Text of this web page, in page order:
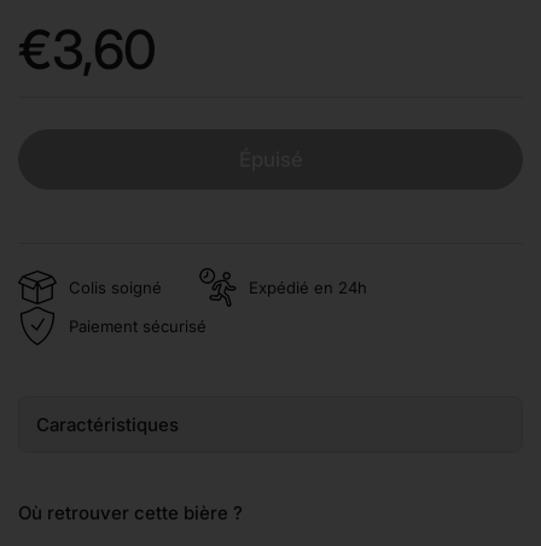
Prix:
€3,60
Colis soigné
Expédié en 24h
Paiement sécurisé
Caractéristiques
Où retrouver cette bière ?